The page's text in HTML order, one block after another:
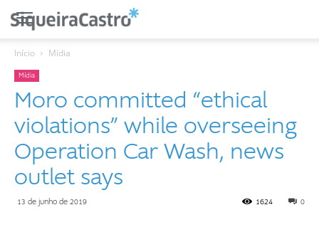
Início Mídia
Mídia
Moro committed “ethical
violations” while overseeing
Operation Car Wash, news
outlet says
13 de junho de 2019 0
1624